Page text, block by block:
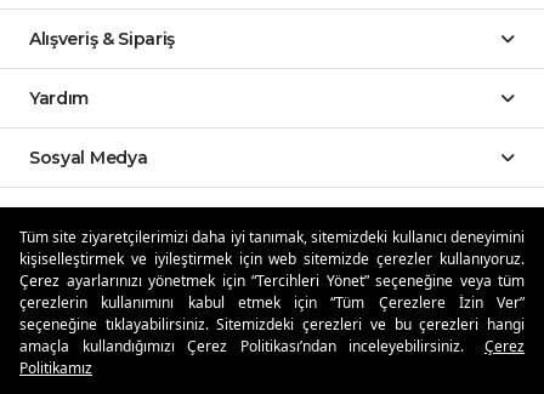
Tüm site ziyaretçilerimizi daha iyi tanımak, sitemizdeki kullanıcı deneyimini
kişiselleştirmek ve iyileştirmek için web sitemizde çerezler kullanıyoruz.
Çerez ayarlarınızı yönetmek için “Tercihleri Yönet” seçeneğine veya tüm
çerezlerin kullanımını kabul etmek için “Tüm Çerezlere İzin Ver”
seçeneğine tıklayabilirsiniz. Sitemizdeki çerezleri ve bu çerezleri hangi
amaçla kullandığımızı Çerez Politikası’ndan inceleyebilirsiniz.
Çerez
Politikamız
Alışveriş & Sipariş
Yardım
Sosyal Medya
Özdilekteyim'de Taksit Avantajları
Güvenli Alışveriş